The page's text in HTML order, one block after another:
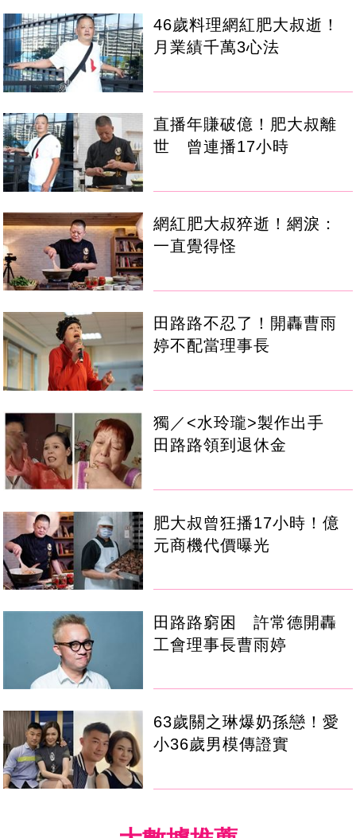
46歲料理網紅肥大叔逝！
月業績千萬3心法
直播年賺破億！肥大叔離
世 曾連播17小時
網紅肥大叔猝逝！網淚：
一直覺得怪
田路路不忍了！開轟曹雨
婷不配當理事長
獨／<水玲瓏>製作出手
田路路領到退休金
肥大叔曾狂播17小時！億
元商機代價曝光
田路路窮困 許常德開轟
工會理事長曹雨婷
63歲關之琳爆奶孫戀！愛
小36歲男模傳證實